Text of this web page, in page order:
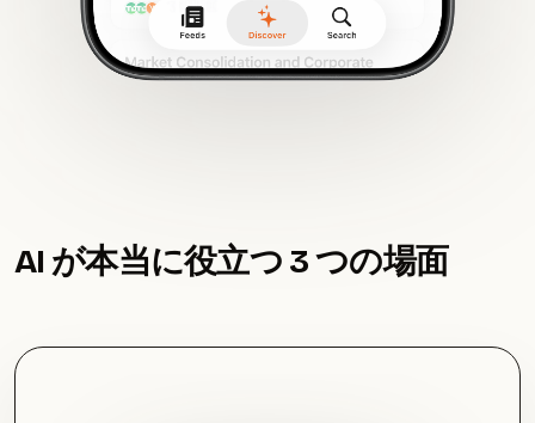
AI が本当に役立つ 3 つの場面